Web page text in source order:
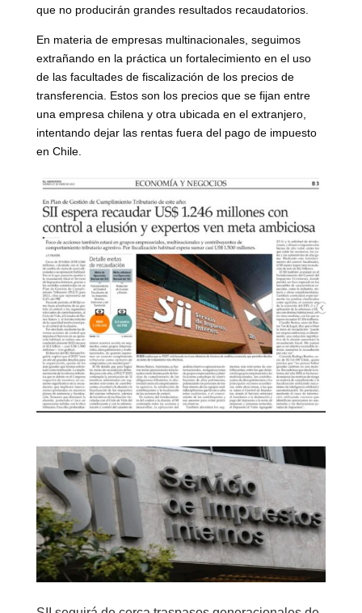
que no producirán grandes resultados recaudatorios.
En materia de empresas multinacionales, seguimos
extrañando en la práctica un fortalecimiento en el uso
de las facultades de fiscalización de los precios de
transferencia. Estos son los precios que se fijan entre
una empresa chilena y otra ubicada en el extranjero,
intentando dejar las rentas fuera del pago de impuesto
en Chile.